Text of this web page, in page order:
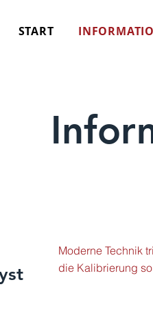
START
Moderne Technik
die Kalibrierung